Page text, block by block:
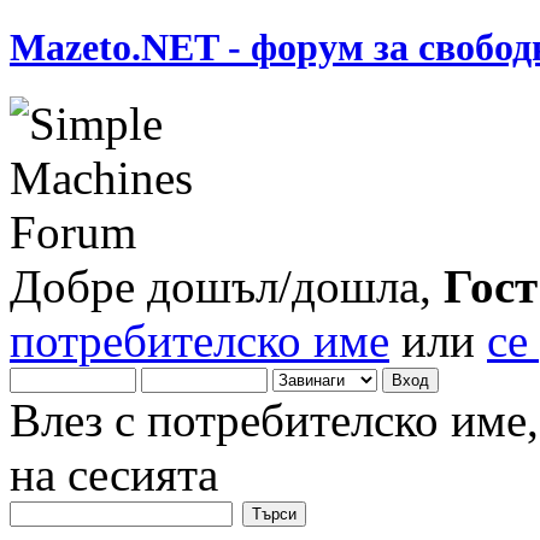
Mazeto.NET - форум за
Добре дошъл/дошла, Гост
потребителско име или
Влез с потребителско
на сесията